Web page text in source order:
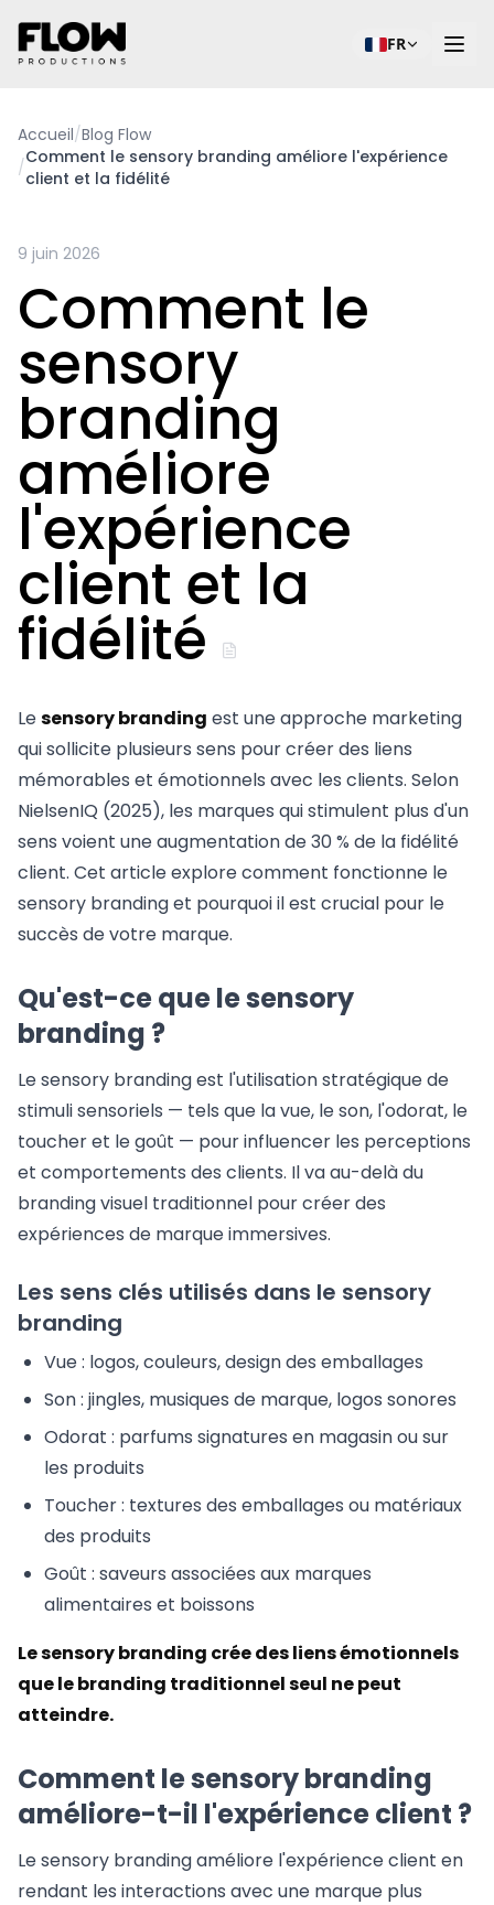
FR
Accueil/Blog Flow
/Comment le sensory branding améliore l'expérience
client et la fidélité
9 juin 2026
Comment le
sensory
branding
améliore
l'expérience
client et la
fidélité
Lesensory branding est une approche marketing
qui sollicite plusieurs sens pour créer des liens
mémorables et émotionnels avec les clients. Selon
NielsenIQ (2025), les marques qui stimulent plus d'un
sens voient une augmentation de 30 % de la fidélité
client. Cet article explore comment fonctionne le
sensory branding et pourquoi il est crucial pour le
succès de votre marque.
Qu'est-ce que le sensory
branding ?
Le sensory branding est l'utilisation stratégique de
stimuli sensoriels — tels que la vue, le son, l'odorat, le
toucher et le goût — pour influencer les perceptions
et comportements des clients. Il va au-delà du
branding visuel traditionnel pour créer des
expériences de marque immersives.
Les sens clés utilisés dans le sensory
branding
Vue : logos, couleurs, design des emballages
Son : jingles, musiques de marque, logos sonores
Odorat : parfums signatures en magasin ou sur
les produits
Toucher : textures des emballages ou matériaux
des produits
Goût : saveurs associées aux marques
alimentaires et boissons
Le sensory branding crée des liens émotionnels
que le branding traditionnel seul ne peut
atteindre.
Comment le sensory branding
améliore-t-il l'expérience client ?
Le sensory branding améliore l'expérience client en
rendant les interactions avec une marque plus